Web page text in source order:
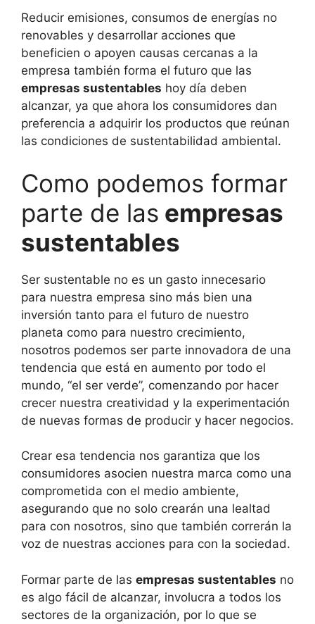
Reducir emisiones, consumos de energías no
renovables y desarrollar acciones que
beneficien o apoyen causas cercanas a la
empresa también forma el futuro que las
empresas sustentables hoy día deben
alcanzar, ya que ahora los consumidores dan
preferencia a adquirir los productos que reúnan
las condiciones de sustentabilidad ambiental.
Como podemos formar
parte de las empresas
sustentables
Ser sustentable no es un gasto innecesario
para nuestra empresa sino más bien una
inversión tanto para el futuro de nuestro
planeta como para nuestro crecimiento,
nosotros podemos ser parte innovadora de una
tendencia que está en aumento por todo el
mundo, “el ser verde”, comenzando por hacer
crecer nuestra creatividad y la experimentación
de nuevas formas de producir y hacer negocios.
Crear esa tendencia nos garantiza que los
consumidores asocien nuestra marca como una
comprometida con el medio ambiente,
asegurando que no solo crearán una lealtad
para con nosotros, sino que también correrán la
voz de nuestras acciones para con la sociedad.
Formar parte de las empresas sustentables no
es algo fácil de alcanzar, involucra a todos los
sectores de la organización, por lo que se